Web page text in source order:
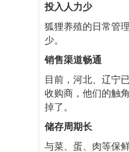
投入人力少
狐狸养殖的日常管
少。
销售渠道畅通
目前，河北、辽宁
收购商，他们的触
掉了。
储存周期长
与菜、蛋、肉等保